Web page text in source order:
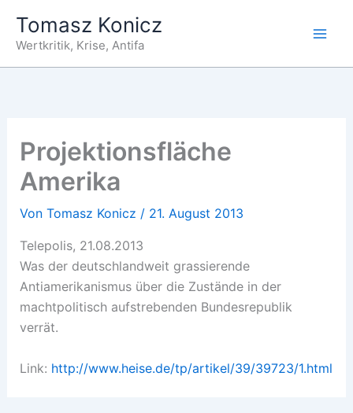
Inhalt
springen
Tomasz Konicz
Wertkritik, Krise, Antifa
Projektionsfläche
Amerika
Von Tomasz Konicz / 21. August 2013
Telepolis, 21.08.2013
Was der deutschlandweit grassierende
Antiamerikanismus über die Zustände in der
machtpolitisch aufstrebenden Bundesrepublik
verrät.
Link: http://www.heise.de/tp/artikel/39/39723/1.html